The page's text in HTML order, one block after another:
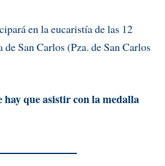
en la eucaristía de las 12
de San Carlos (Pza. de San Carlos
hay que asistir con la medalla